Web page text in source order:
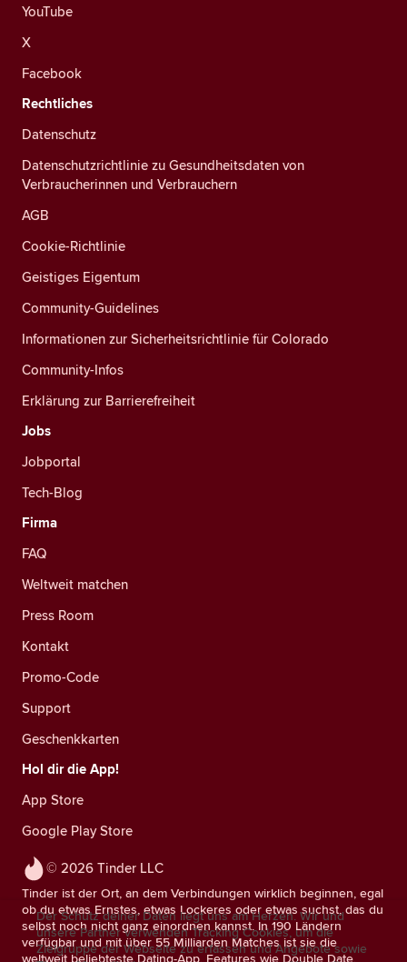
© 2026 Tinder LLC
Tinder ist der Ort, an dem Verbindungen wirklich beginnen, egal
ob du etwas Ernstes, etwas Lockeres oder etwas suchst, das du
selbst noch nicht ganz einordnen kannst. In 190 Ländern
verfügbar und mit über 55 Milliarden Matches ist sie die
weltweit beliebteste Dating-App. Features wie Double Date,
YouTube
X
Facebook
Rechtliches
Datenschutz
Datenschutzrichtlinie zu Gesundheitsdaten von
Verbraucherinnen und Verbrauchern
AGB
Cookie-Richtlinie
Geistiges Eigentum
Community-Guidelines
Informationen zur Sicherheitsrichtlinie für Colorado
Community-Infos
Erklärung zur Barrierefreiheit
Jobs
Jobportal
Tech-Blog
Firma
FAQ
Weltweit matchen
Press Room
Kontakt
Promo-Code
Support
Geschenkkarten
Hol dir die App!
App Store
Google Play Store
Der Schutz deiner Daten liegt uns am Herzen. Wir und
unsere Partner verwenden Tracking Cookies, um die
Zielgruppe der Webseite zu erfassen und Angebote sowie